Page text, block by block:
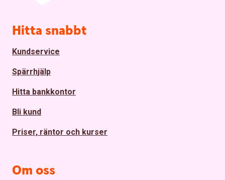
Sidfot
Hitta snabbt
Kundservice
Spärrhjälp
Hitta bankkontor
Bli kund
Priser, räntor och kurser
Om oss